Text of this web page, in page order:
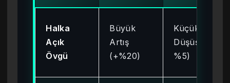
Halka
Açık
Övgü
Büyük
Artış
(+%20)
Küçük
Düşüş (-
%5)